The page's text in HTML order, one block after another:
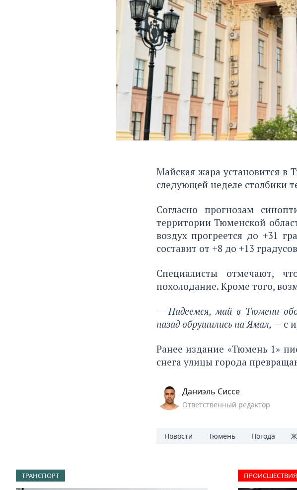
Майская жара установится
следующей неделе столбики
Согласно прогнозам
территории Тюменской
воздух прогреется до +31
составит от +8 до +13
Специалисты отмечают,
похолодание. Кроме того,
— Надеемся, май в Тюмени
назад обрушились на Ямал, — с
Ранее издание «Тюмень 1»
снега улицы города
Даниэль Сиссе
Ответственный редактор
Новости Тюмень Погода
ТРАНСПОРТ ПРОИCШЕСТВИЯ